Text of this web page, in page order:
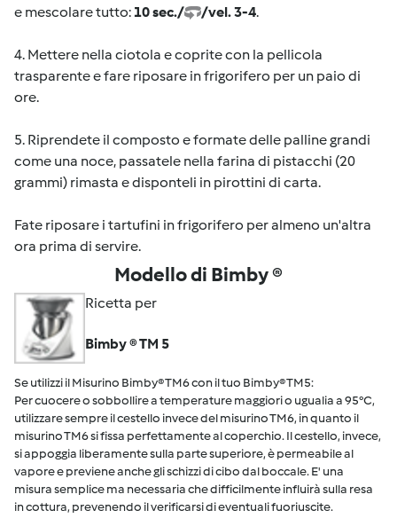
e mescolare tutto: 10 sec./ /vel. 3-4.
4. Mettere nella ciotola e coprite con la pellicola
trasparente e fare riposare in frigorifero per un paio di
ore.
5. Riprendete il composto e formate delle palline grandi
come una noce, passatele nella farina di pistacchi (20
grammi) rimasta e disponteli in pirottini di carta.
Fate riposare i tartufini in frigorifero per almeno un'altra
ora prima di servire.
Modello di Bimby ®
Ricetta per
Bimby ® TM 5
Se utilizzi il Misurino Bimby® TM6 con il tuo Bimby® TM5:
Per cuocere o sobbollire a temperature maggiori o ugualia a 95°C,
utilizzare sempre il cestello invece del misurino TM6, in quanto il
misurino TM6 si fissa perfettamente al coperchio. Il cestello, invece,
si appoggia liberamente sulla parte superiore, è permeabile al
vapore e previene anche gli schizzi di cibo dal boccale. E' una
misura semplice ma necessaria che difficilmente influirà sulla resa
in cottura, prevenendo il verificarsi di eventuali fuoriuscite.